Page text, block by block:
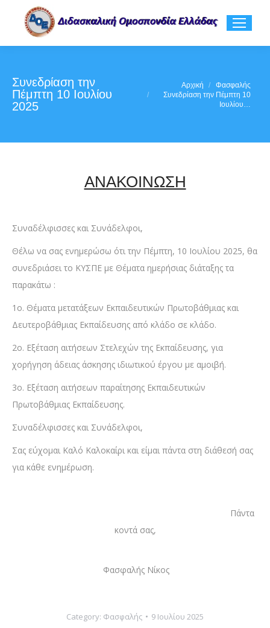
Συνεδρίαση την
Πέμπτη 10 Ιουλίου
2025
You are here:Αρχική
Φασφαλής
Συνεδρίαση την Πέμπτη 10
Ιουλίου…
ΑΝΑΚΟΙΝΩΣΗ
Συναδέλφισσες και Συνάδελφοι,
Θέλω να σας ενημερώσω ότι την Πέμπτη, 10 Ιουλίου 2025, θα
συνεδριάσει το ΚΥΣΠΕ με Θέματα ημερήσιας διάταξης τα
παρακάτω :
1ο. Θέματα μετατάξεων Εκπαιδευτικών Πρωτοβάθμιας και
Δευτεροβάθμιας Εκπαίδευσης από κλάδο σε κλάδο.
2ο. Εξέταση αιτήσεων Στελεχών της Εκπαίδευσης, για
χορήγηση άδειας άσκησης ιδιωτικού έργου με αμοιβή.
3ο. Εξέταση αιτήσεων παραίτησης Εκπαιδευτικών
Πρωτοβάθμιας Εκπαίδευσης.
Συναδέλφισσες και Συνάδελφοι,
Σας εύχομαι Καλό Καλοκαίρι και είμαι πάντα στη διάθεσή σας
για κάθε ενημέρωση.
Πάντα
κοντά σας,
Φασφαλής Νίκος
Category: Φασφαλής 9 Ιουλίου 2025